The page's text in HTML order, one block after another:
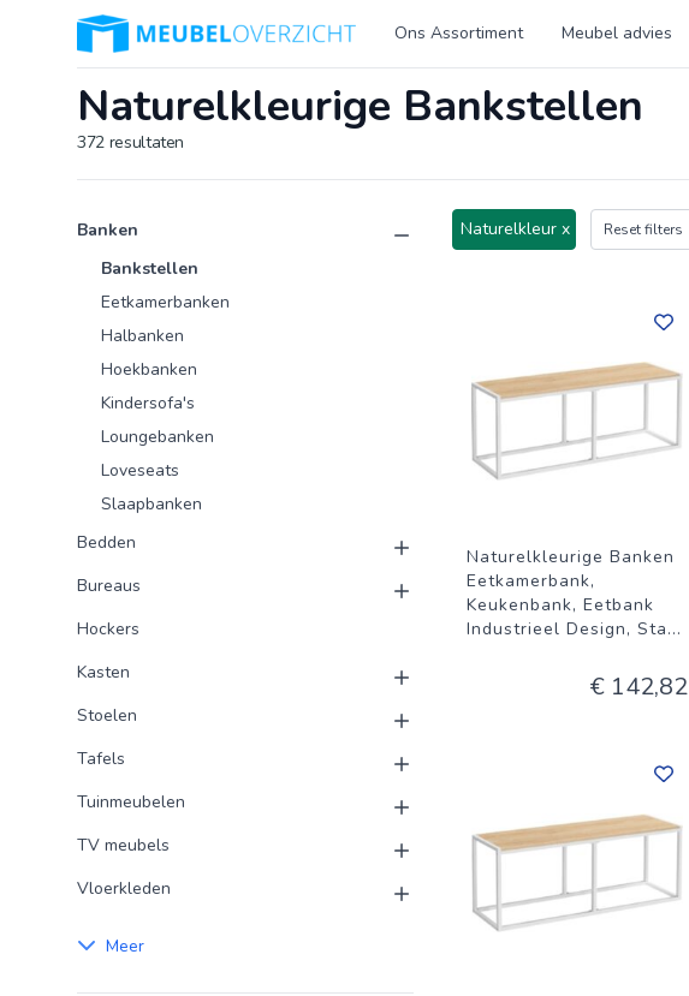
Logo Meubeloverzicht.nl Ons Assortiment Meubel advies
Naturelkleurige Bankstellen
372 resultaten
Producten
Product categorieën
Banken
Bankstellen
Eetkamerbanken
Halbanken
Hoekbanken
Kindersofa's
Loungebanken
Loveseats
Slaapbanken
Bedden
Bureaus
Hockers
Kasten
Stoelen
Tafels
Tuinmeubelen
TV meubels
Vloerkleden
Meer
Naturelkleur x Reset filters
Naturelkleurige Banken
Eetkamerbank,
Keukenbank, Eetbank
Industrieel Design, Sta...
€ 142,82